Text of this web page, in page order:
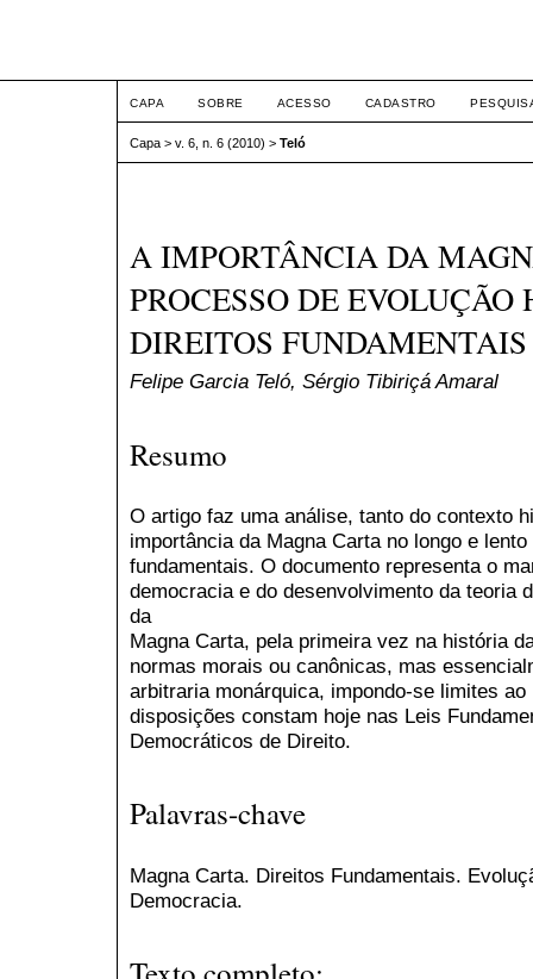
CAPA SOBRE ACESSO CADASTRO
Capa > v. 6, n. 6 (2010) > Teló
A IMPORTÂNCIA DA
PROCESSO DE EVOLUÇÃO
DIREITOS FUNDAMENTAIS
Felipe Garcia Teló, Sérgio Tibiriçá Amaral
Resumo
O artigo faz uma análise, tanto do contexto
importância da Magna Carta no longo e
fundamentais. O documento representa o
democracia e do desenvolvimento da teoria
da
Magna Carta, pela primeira vez na história
normas morais ou canônicas, mas
arbitraria monárquica, impondo-se limites
disposições constam hoje nas Leis
Democráticos de Direito.
Palavras-chave
Magna Carta. Direitos Fundamentais.
Democracia.